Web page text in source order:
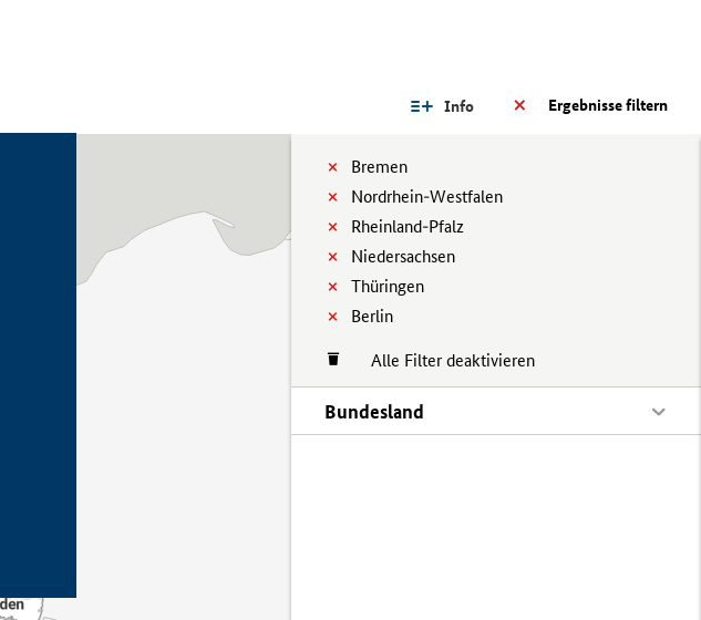
Ergebnisse filtern
Info
Bremen
Nordrhein-Westfalen
Rheinland-Pfalz
Niedersachsen
Thüringen
Berlin
Alle Filter deaktivieren
Bundesland